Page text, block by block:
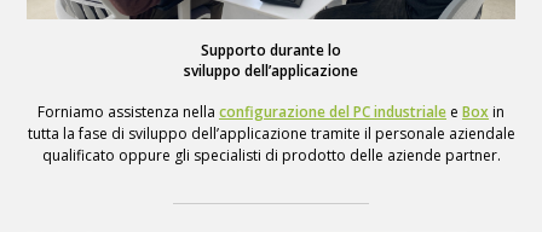
Supporto durante lo
sviluppo dell’applicazione
Forniamo assistenza nella configurazione del PC industriale e Box in
tutta la fase di sviluppo dell’applicazione tramite il personale aziendale
qualificato oppure gli specialisti di prodotto delle aziende partner.